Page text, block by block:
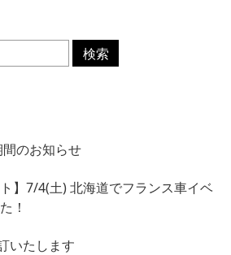
のお知らせ
ト】7/4(土) 北海道でフランス車イベ
！
いたします